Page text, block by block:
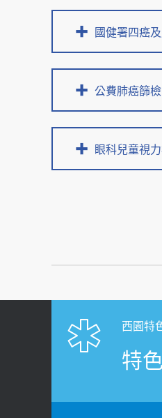
國健署四癌
公費肺癌篩檢
眼科兒童視
西園特
特